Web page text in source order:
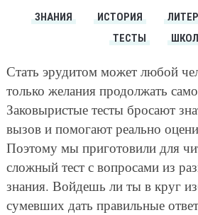
ЗНАНИЯ ИСТОРИЯ
ТЕСТЫ
Стать эрудитом может любой
только желания продолжать
Заковыристые тесты бросают
вызов и помогают реально
Поэтому мы приготовили для
сложный тест с вопросами из
знания. Войдешь ли ты в круг
сумевших дать правильные